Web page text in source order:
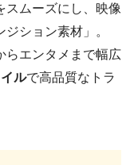
スムーズにし、映像
ション素材」。
らエンタメまで幅広
ルで高品質なトラ